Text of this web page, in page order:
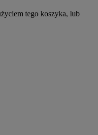
tego koszyka, lub